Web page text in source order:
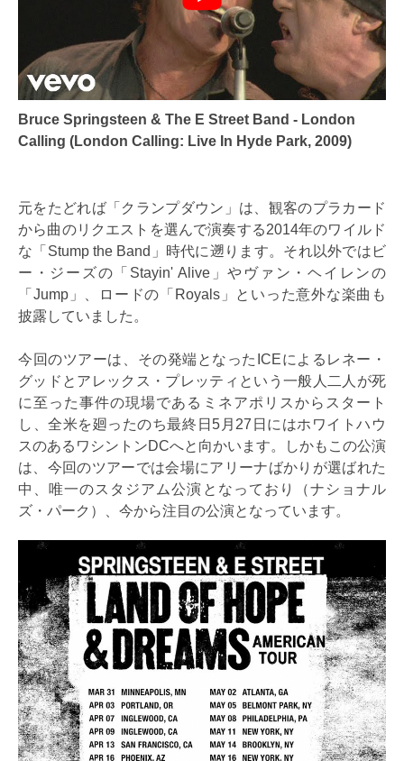
Bruce Springsteen & The E Street Band - London
Calling (London Calling: Live In Hyde Park, 2009)
元をたどれば「クランプダウン」は、観客のプラカード
から曲のリクエストを選んで演奏する2014年のワイルド
な「Stump the Band」時代に遡ります。それ以外ではビ
ー・ジーズの「Stayin' Alive」やヴァン・ヘイレンの
「Jump」、ロードの「Royals」といった意外な楽曲も
披露していました。
今回のツアーは、その発端となったICEによるレネー・
グッドとアレックス・プレッティという一般人二人が死
に至った事件の現場であるミネアポリスからスタート
し、全米を廻ったのち最終日5月27日にはホワイトハウ
スのあるワシントンDCへと向かいます。しかもこの公演
は、今回のツアーでは会場にアリーナばかりが選ばれた
中、唯一のスタジアム公演となっており（ナショナル
ズ・パーク）、今から注目の公演となっています。